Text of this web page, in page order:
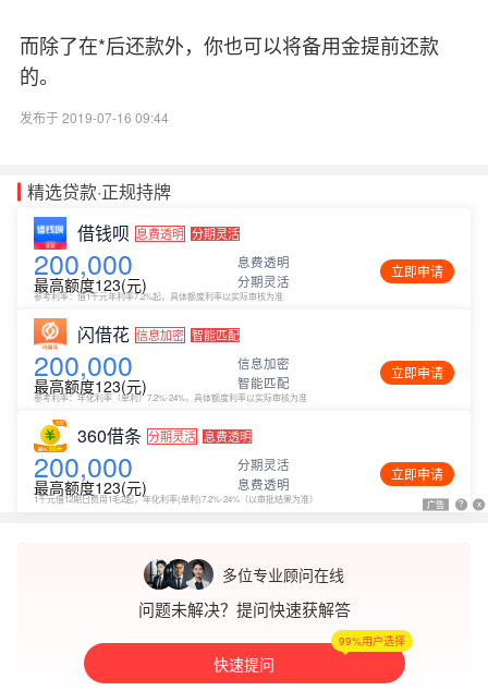
而除了在*后还款外，你也可以将备用金提前还款
的。
发布于 2019-07-16 09:44
广告 ? x
精选贷款·正规持牌
借钱呗 息费透明 分期灵活
200,000
最高额度123(元)
息费透明
分期灵活
立即申请
参考利率：借1千元年利率7.2%起，具体额度利率以实际审核为准
闪借花 信息加密 智能匹配
200,000
最高额度123(元)
信息加密
智能匹配
立即申请
参考利率：年化利率（单利）7.2%-24%，具体额度利率以实际审核为准
360借条 分期灵活 息费透明
200,000
最高额度123(元)
分期灵活
息费透明
立即申请
1千元借12期日费用1毛2起，年化利率(单利)7.2%-24%（以审批结果为准） 广告 ? x
多位专业顾问在线
问题未解决？提问快速获解答
快速提问
99%用户选择